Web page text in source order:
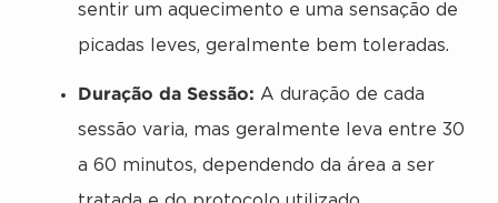
sentir um aquecimento e uma sensação de
picadas leves, geralmente bem toleradas.
Duração da Sessão: A duração de cada
sessão varia, mas geralmente leva entre 30
a 60 minutos, dependendo da área a ser